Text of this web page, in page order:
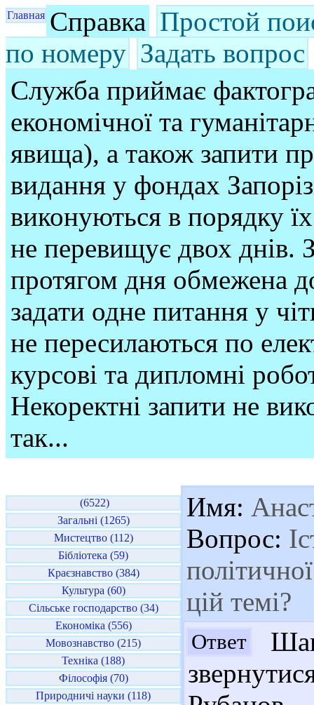
Главная Справка Простой
по номеру Задать вопрос
Служба приймає
економічної та
явища), а також запити
видання у фондах
виконуються в порядку
не перевищує двох днів.
протягом дня обмежена
задати одне питання у
не пересилаються по
курсові та дипломні
Некоректні запити не
так...
(6522)
Загальні (1265)
Мистецтво (112)
Бібліотека (59)
Краєзнавство (384)
Культура (60)
Сільське господарство (34)
Економіка (556)
Мовознавство (215)
Техніка (188)
Філософія (70)
Природничі науки (118)
Имя:
Вопрос:
цій темі?
Ответ